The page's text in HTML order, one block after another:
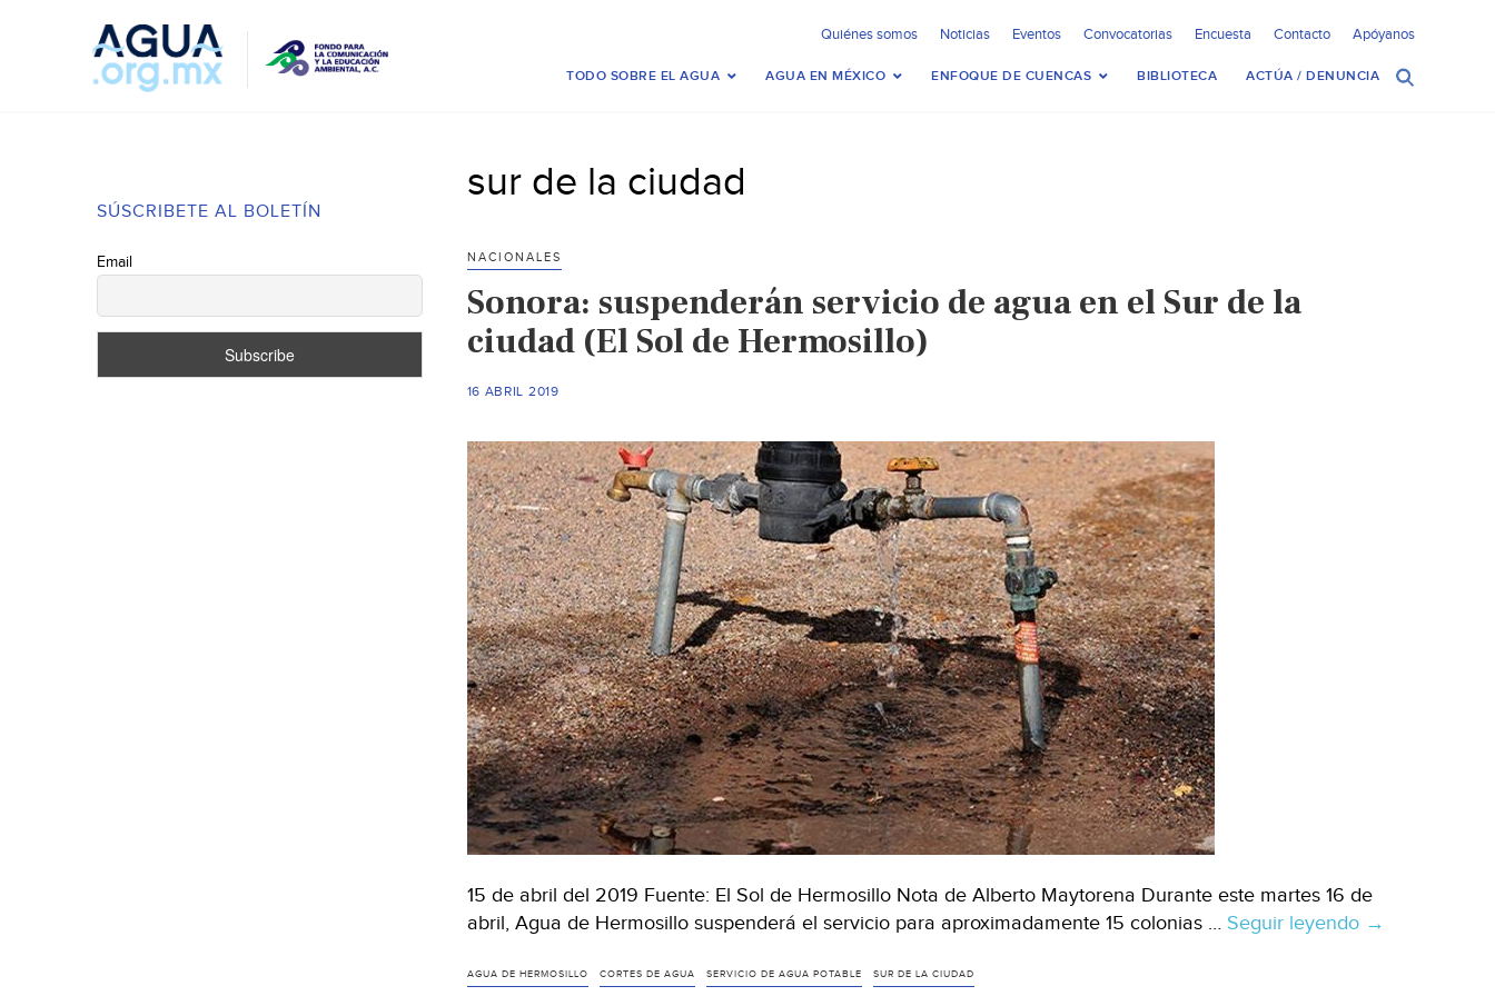
Quiénes somos Noticias Eventos Convocatorias Encuesta Contacto Apóyanos
TODO SOBRE EL AGUA AGUA EN MÉXICO ENFOQUE DE CUENCAS BIBLIOTECA ACTÚA / DENUNCIA
SÚSCRIBETE AL BOLETÍN
Email
sur de la ciudad
NACIONALES
Sonora: suspenderán servicio de agua en el Sur de la
ciudad (El Sol de Hermosillo)
16 ABRIL 2019
15 de abril del 2019 Fuente: El Sol de Hermosillo Nota de Alberto Maytorena Durante este martes 16 de
abril, Agua de Hermosillo suspenderá el servicio para aproximadamente 15 colonias … Seguir leyendo Sonora:
→
AGUA DE HERMOSILLO CORTES DE AGUA SERVICIO DE AGUA POTABLE SUR DE LA CIUDAD